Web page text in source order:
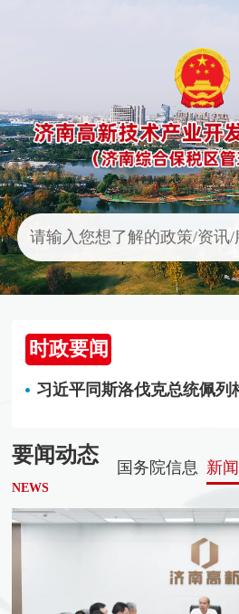
时政要闻
习近平同斯洛伐克总统佩列
要闻动态
NEWS
国务院信息 新